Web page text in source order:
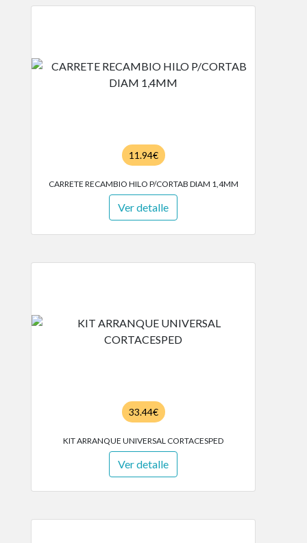
11.94€
CARRETE RECAMBIO HILO P/CORTAB DIAM 1,4MM
Ver detalle
33.44€
KIT ARRANQUE UNIVERSAL CORTACESPED
Ver detalle